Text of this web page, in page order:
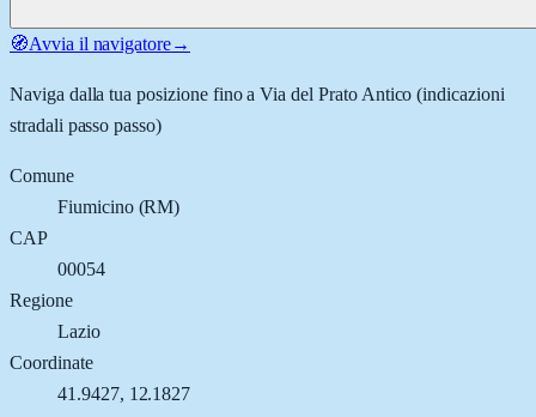
🧭Avvia il navigatore→
Naviga dalla tua posizione fino aVia del Prato Antico (indicazioni
stradali passo passo)
Comune
Fiumicino(RM)
CAP
00054
Regione
Lazio
Coordinate
41.9427, 12.1827